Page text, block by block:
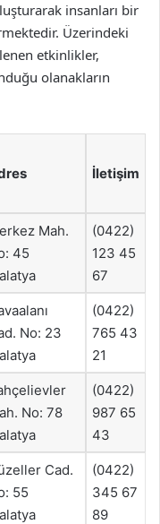
insanları bir
Üzerindeki
etkinlikler,
olanakların
İletişim
Mah.
45
(0422)
123 45
67
No: 23
(0422)
765 43
21
No: 78
(0422)
987 65
43
Cad.
55
(0422)
345 67
89